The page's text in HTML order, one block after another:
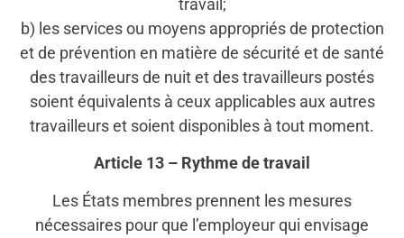
travail;
b) les services ou moyens appropriés de protection
et de prévention en matière de sécurité et de santé
des travailleurs de nuit et des travailleurs postés
soient équivalents à ceux applicables aux autres
travailleurs et soient disponibles à tout moment.
Article 13 – Rythme de travail
Les États membres prennent les mesures
nécessaires pour que l’employeur qui envisage